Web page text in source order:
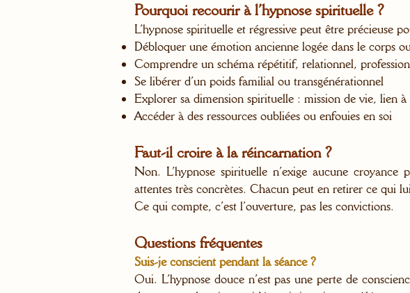
Pourquoi recourir à l’hypnose spirituelle ?
L’hypnose spirituelle et régressive peut être précieuse
Débloquer une émotion ancienne logée dans le corps
Comprendre un schéma répétitif, relationnel,
Se libérer d’un poids familial ou transgénérationnel
Explorer sa dimension spirituelle : mission de vie, lien
Accéder à des ressources oubliées ou enfouies en soi
Faut-il croire à la réincarnation ?
Non. L’hypnose spirituelle n’exige aucune
attentes très concrètes. Chacun peut en retirer ce qui
Ce qui compte, c’est l’ouverture, pas les convictions.
Questions fréquentes
Suis-je conscient pendant la séance ?
Oui. L’hypnose douce n’est pas une perte de